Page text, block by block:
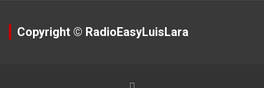
Copyright © RadioEasyLuisLara